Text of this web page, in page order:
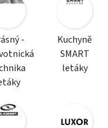
-
Kuchyně
SMART
letáky